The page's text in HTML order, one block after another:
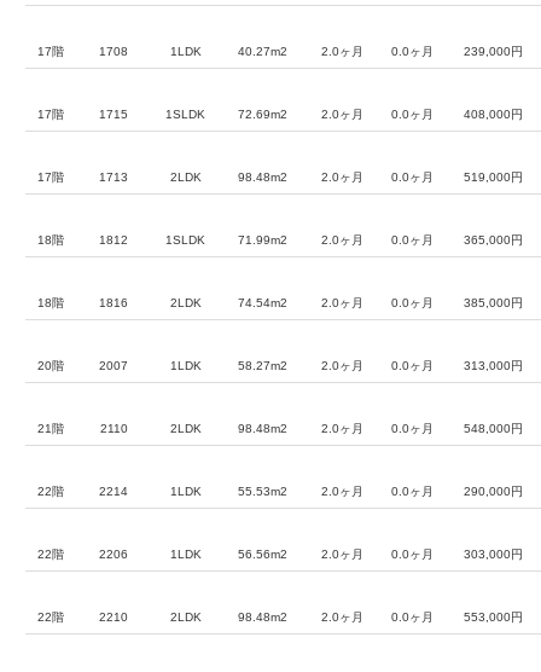
17階 1708 1LDK 40.27m2 2.0ヶ月 0.0ヶ月 239,000円
17階 1715 1SLDK 72.69m2 2.0ヶ月 0.0ヶ月 408,000円
17階 1713 2LDK 98.48m2 2.0ヶ月 0.0ヶ月 519,000円
18階 1812 1SLDK 71.99m2 2.0ヶ月 0.0ヶ月 365,000円
18階 1816 2LDK 74.54m2 2.0ヶ月 0.0ヶ月 385,000円
20階 2007 1LDK 58.27m2 2.0ヶ月 0.0ヶ月 313,000円
21階 2110 2LDK 98.48m2 2.0ヶ月 0.0ヶ月 548,000円
22階 2214 1LDK 55.53m2 2.0ヶ月 0.0ヶ月 290,000円
22階 2206 1LDK 56.56m2 2.0ヶ月 0.0ヶ月 303,000円
22階 2210 2LDK 98.48m2 2.0ヶ月 0.0ヶ月 553,000円